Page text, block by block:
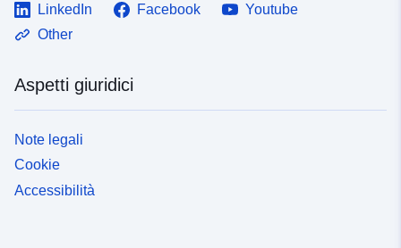
LinkedIn Facebook
Youtube
Other
Aspetti giuridici
Note legali
Cookie
Accessibilità